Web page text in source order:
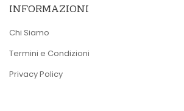
INFORMAZIONI
Chi Siamo
Termini e Condizioni
Privacy Policy